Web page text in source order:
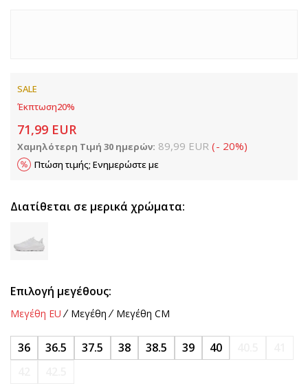
SALE
Έκπτωση20%
71,99 EUR
Χαμηλότερη Τιμή 30 ημερών: 89,99 EUR (- 20%)
Πτώση τιμής; Ενημερώστε με
Διατίθεται σε μερικά χρώματα:
Επιλογή μεγέθους:
Μεγέθη EU Μεγέθη Μεγέθη CM
36 36.5 37.5 38 38.5 39 40